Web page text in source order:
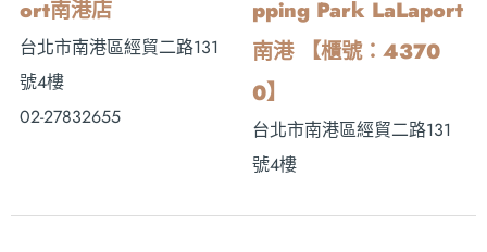
ort南港店
台北市南港區經貿二路131
號4樓
02-27832655
pping Park LaLaport
南港 【櫃號：4370
0】
台北市南港區經貿二路131
號4樓